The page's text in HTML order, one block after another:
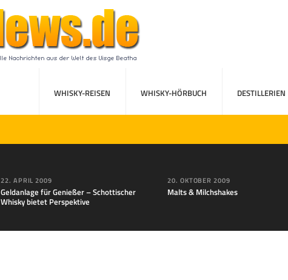
WHISKY-REISEN WHISKY-HÖRBUCH DESTILLERIEN
22. APRIL 2009
Geldanlage für Genießer – Schottischer
Whisky bietet Perspektive
20. OKTOBER 2009
Malts & Milchshakes